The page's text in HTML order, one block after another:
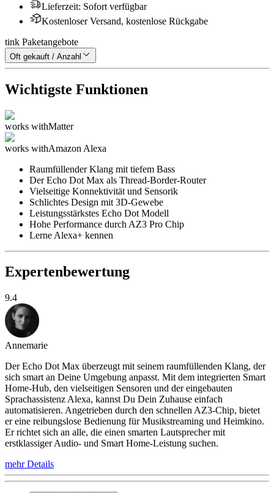
Lieferzeit: Sofort verfügbar
Kostenloser Versand, kostenlose Rückgabe
tink Paketangebote
Oft gekauft / Anzahl
Wichtigste Funktionen
works withMatter
works withAmazon Alexa
Raumfüllender Klang mit tiefem Bass
Der Echo Dot Max als Thread-Border-Router
Vielseitige Konnektivität und Sensorik
Schlichtes Design mit 3D-Gewebe
Leistungsstärkstes Echo Dot Modell
Hohe Performance durch AZ3 Pro Chip
Lerne Alexa+ kennen
Expertenbewertung
9.4
Annemarie
Der Echo Dot Max überzeugt mit seinem raumfüllenden Klang, der
sich smart an Deine Umgebung anpasst. Mit dem integrierten Smart
Home-Hub, den vielseitigen Sensoren und der eingebauten
Sprachassistenz Alexa, kannst Du Dein Zuhause einfach
automatisieren. Angetrieben durch den schnellen AZ3-Chip, bietet
er eine reibungslose Bedienung für Musikstreaming und Heimkino.
Er richtet sich an alle, die einen smarten Lautsprecher mit
erstklassiger Audio- und Smart Home-Leistung suchen.
mehr Details